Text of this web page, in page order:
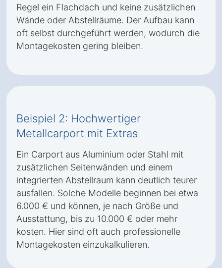
Regel ein Flachdach und keine zusätzlichen
Wände oder Abstellräume. Der Aufbau kann
oft selbst durchgeführt werden, wodurch die
Montagekosten gering bleiben.
Beispiel 2: Hochwertiger
Metallcarport mit Extras
Ein Carport aus Aluminium oder Stahl mit
zusätzlichen Seitenwänden und einem
integrierten Abstellraum kann deutlich teurer
ausfallen. Solche Modelle beginnen bei etwa
6.000 € und können, je nach Größe und
Ausstattung, bis zu 10.000 € oder mehr
kosten. Hier sind oft auch professionelle
Montagekosten einzukalkulieren.